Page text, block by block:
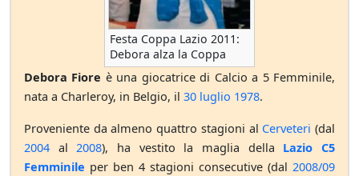
Festa Coppa Lazio 2011:
Debora alza la Coppa
Debora Fiore è una giocatrice di Calcio a 5 Femminile,
nata a Charleroy, in Belgio, il 30 luglio 1978.
Proveniente da almeno quattro stagioni al Cerveteri (dal
2004 al2008), ha vestito la maglia della Lazio C5
Femminile per ben 4 stagioni consecutive (dal 2008/09